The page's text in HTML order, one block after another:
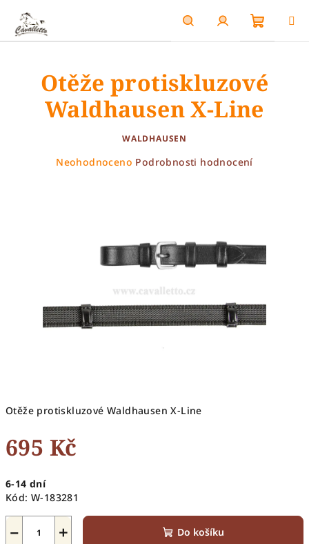
obsah
HledatPřihlášení
košík
Otěže protiskluzové Waldhausen X-Line
695 Kč
cena:
6-14 dní
Kód: W-183281
+
− Do košíku
Otěže protiskluzové
Waldhausen X-Line
WALDHAUSEN
Průměrné
Neohodnoceno Podrobnosti hodnocení